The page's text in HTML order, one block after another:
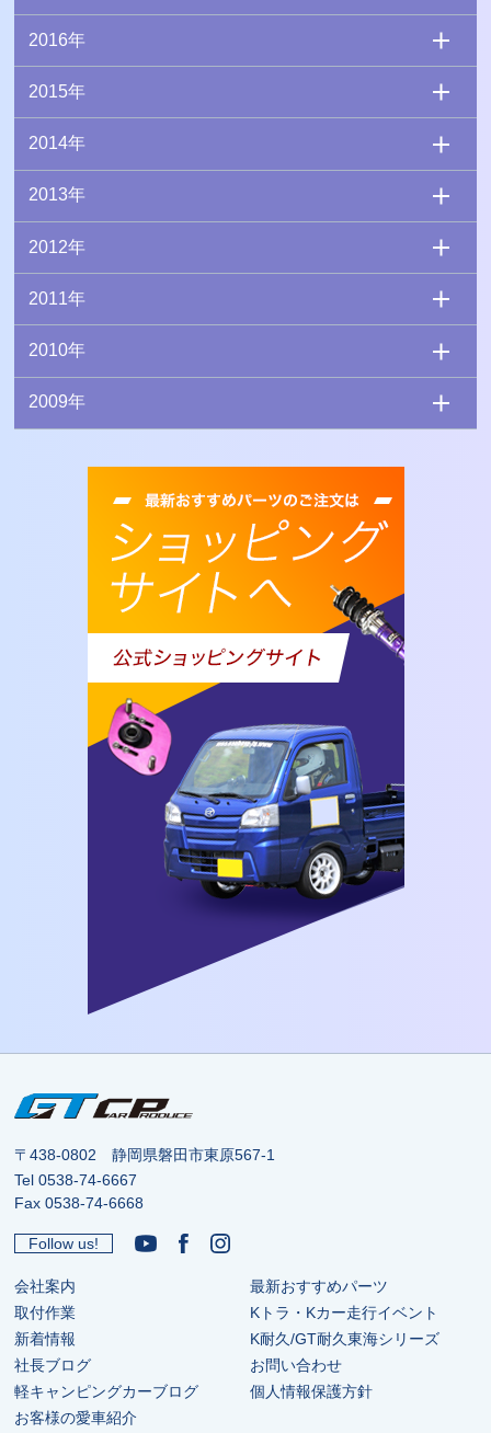
2016年
2015年
2014年
2013年
2012年
2011年
2010年
2009年
〒438-0802 静岡県磐田市東原567-1
Tel0538-74-6667
Fax 0538-74-6668
Follow us!
会社案内
取付作業
新着情報
社長ブログ
軽キャンピングカーブログ
お客様の愛車紹介
最新おすすめパーツ
Kトラ・Kカー走行イベント
K耐久/GT耐久東海シリーズ
お問い合わせ
個人情報保護方針